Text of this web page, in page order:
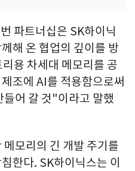
파트너십은 SK하이닉
해 온 협업의 깊이를 방
용 차세대 메모리를 공
조에 AI를 적용함으로써
어 갈 것"이라고 말했
모리의 긴 개발 주기를
한다. SK하이닉스는 이